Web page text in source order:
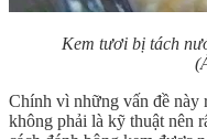
Kem tươi bị tách
Chính vì những vấn đề này
không phải là kỹ thuật nên